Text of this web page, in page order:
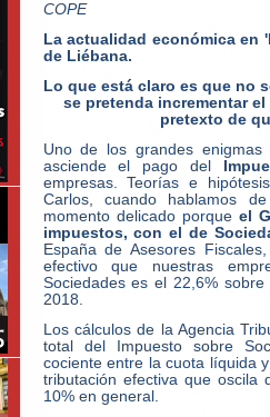
COPE
La actualidad económica en
de Liébana.
Lo que está claro es que no
se pretenda incrementar
pretexto de
Uno de los grandes
asciende el pago del
empresas. Teorías e
Carlos, cuando hablamos
momento delicado porque el
impuestos, con el de
España de Asesores
efectivo que nuestras
Sociedades es el 22,6%
2018.
Los cálculos de la Agencia
total del Impuesto sobre
cociente entre la cuota líquida
tributación efectiva que oscila
10% en general.